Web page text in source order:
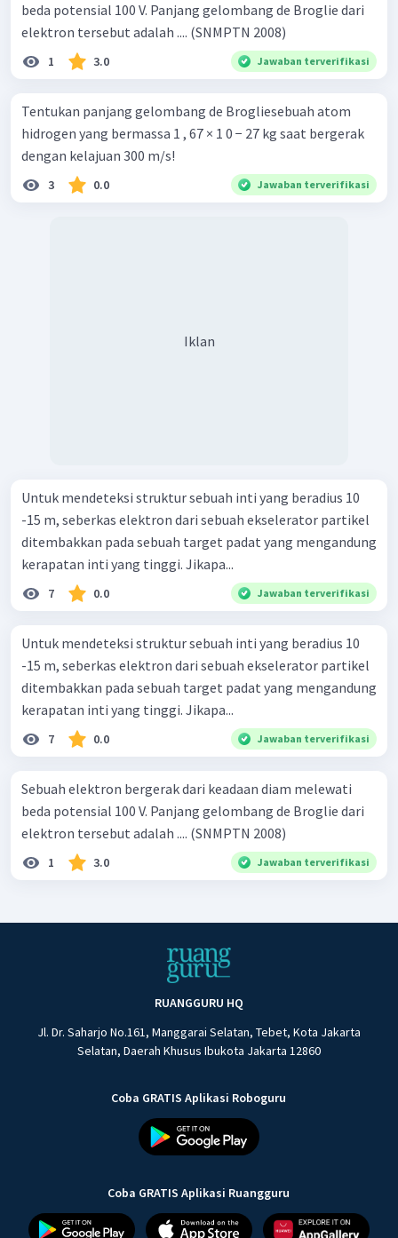
beda potensial 100 V. Panjang gelombang de Broglie dari
elektron tersebut adalah .... (SNMPTN 2008)
1 3.0 Jawaban terverifikasi
Tentukan panjang gelombang de Brogliesebuah atom
hidrogen yang bermassa 1 , 67 × 1 0 − 27 kg saat bergerak
dengan kelajuan 300 m/s!
3 0.0 Jawaban terverifikasi
Iklan
Untuk mendeteksi struktur sebuah inti yang beradius 10
-15 m, seberkas elektron dari sebuah ekselerator partikel
ditembakkan pada sebuah target padat yang mengandung
kerapatan inti yang tinggi. Jikapa...
7 0.0 Jawaban terverifikasi
Untuk mendeteksi struktur sebuah inti yang beradius 10
-15 m, seberkas elektron dari sebuah ekselerator partikel
ditembakkan pada sebuah target padat yang mengandung
kerapatan inti yang tinggi. Jikapa...
7 0.0 Jawaban terverifikasi
Sebuah elektron bergerak dari keadaan diam melewati
beda potensial 100 V. Panjang gelombang de Broglie dari
elektron tersebut adalah .... (SNMPTN 2008)
1 3.0 Jawaban terverifikasi
RUANGGURU HQ
Jl. Dr. Saharjo No.161, Manggarai Selatan, Tebet, Kota Jakarta
Selatan, Daerah Khusus Ibukota Jakarta 12860
Coba GRATIS Aplikasi Roboguru
Coba GRATIS Aplikasi Ruangguru